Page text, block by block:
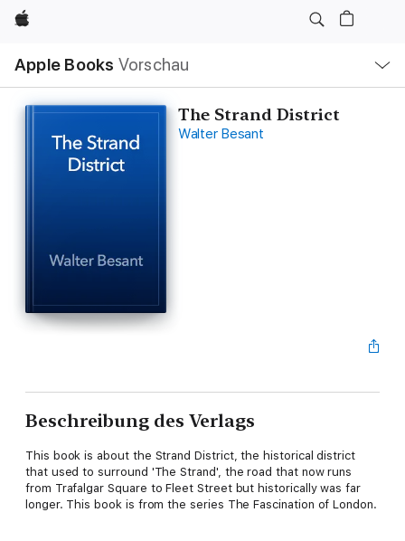
Apple
Apple Books Vorschau
Navigation
Menü
öffnen
The Strand District
Walter Besant
Beschreibung des Verlags
This book is about the Strand District, the historical district
that used to surround 'The Strand', the road that now runs
from Trafalgar Square to Fleet Street but historically was far
longer. This book is from the series The Fascination of London.